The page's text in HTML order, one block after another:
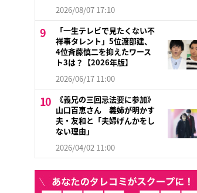
2026/08/07 17:10
「一生テレビで見たくない不
祥事タレント」5位渡部建、
4位斉藤慎二を抑えたワース
ト3は？【2026年版】
2026/06/17 11:00
《義兄の三回忌法要に参加》
山口百恵さん 義姉が明かす
夫・友和と「夫婦げんかをし
ない理由」
2026/04/02 11:00